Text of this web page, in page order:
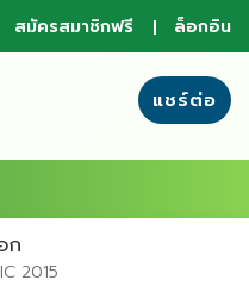
สมัครสมาชิกฟรี ล็อกอิน
แชร์ต่อ
ก
2015